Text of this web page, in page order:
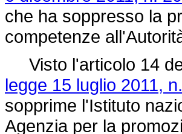
che ha soppresso la
competenze
Visto l'articolo 14
legge 15 luglio 2011,
sopprime l'Istituto
Agenzia per la